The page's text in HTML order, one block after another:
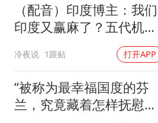
（配音）印度博主：我们
印度又赢麻了？五代机还
没搞利索，六代机标签先
贴上了，欧洲还排着队求
合作
冷夜说 1跟贴 打开APP
“被称为最幸福国度的芬
兰，究竟藏着怎样抚慰人